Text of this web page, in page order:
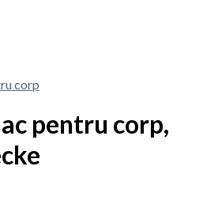
corp
pentru corp,